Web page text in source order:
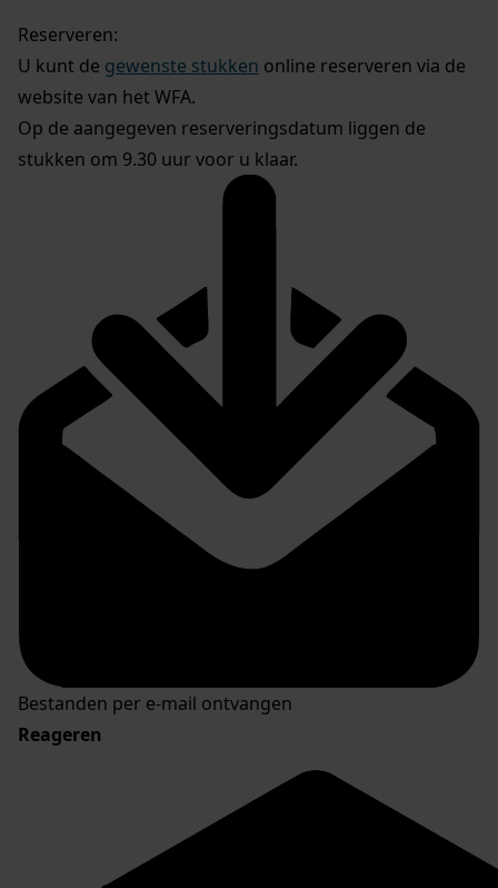
Reserveren:
U kunt de gewenste stukken online reserveren via de
website van het WFA.
Op de aangegeven reserveringsdatum liggen de
stukken om 9.30 uur voor u klaar.
Bestanden per e-mail ontvangen
Reageren